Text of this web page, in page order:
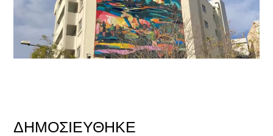
ΔΗΜΟΣΙΕΎΘΗΚΕ